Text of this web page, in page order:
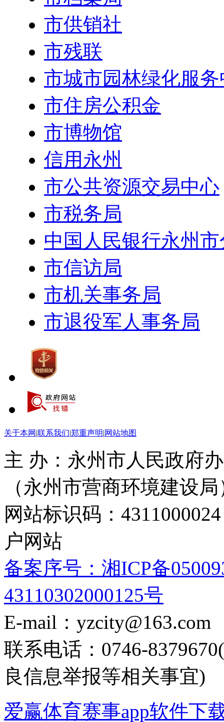
市供销社
市残联
市城市园林绿化服
市住房公积金
市博物馆
信用永州
市公共资源交易中心
市税务局
中国人民银行永州
市信访局
市机关事务局
市退役军人事务局
关于本网 |联系我们|郑重声明|网站地图
主 办：永州市人民政府
（永州市营商环境建设局
网站标识码：
户网站
备案序号：湘ICP备
43110302000125号
E-mail：yzcity@163.com
联系电话：0746-
良信息举报等相关事宜)
爱赢体育赛事app软件下